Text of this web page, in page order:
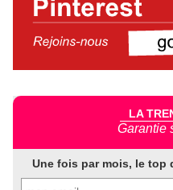
LA
Garantie
Une fois par mois, le top